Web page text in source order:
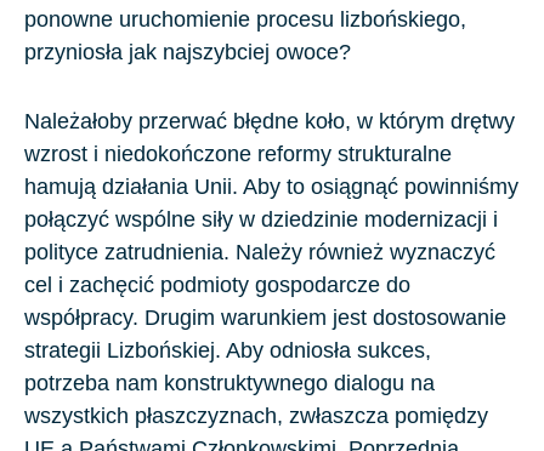
ponowne uruchomienie procesu lizbońskiego,
przyniosła jak najszybciej owoce?
Należałoby przerwać błędne koło, w którym drętwy
wzrost i niedokończone reformy strukturalne
hamują działania Unii. Aby to osiągnąć powinniśmy
połączyć wspólne siły w dziedzinie modernizacji i
polityce zatrudnienia. Należy również wyznaczyć
cel i zachęcić podmioty gospodarcze do
współpracy. Drugim warunkiem jest dostosowanie
strategii Lizbońskiej. Aby odniosła sukces,
potrzeba nam konstruktywnego dialogu na
wszystkich płaszczyznach, zwłaszcza pomiędzy